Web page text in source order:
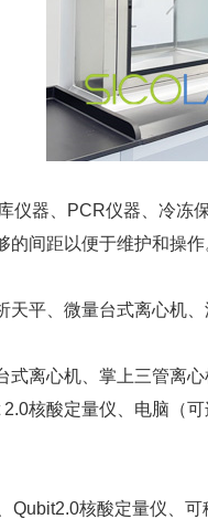
仪器、PCR仪器、冷
间距以便于维护和操作
平、微量台式离心机
式离心机、掌上三管离
核酸定量仪、电脑（
Qubit2.0核酸定量仪、